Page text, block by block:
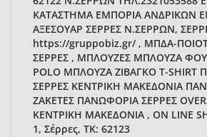
ΚΑΤΑΣΤΗΜΑ ΕΜΠΟΡΙΑ ΑΝΔΡΙΚΩΝ
ΑΞΕΣΟΥΑΡ ΣΕΡΡΕΣ Ν.ΣΕΡΡΩΝ,
https://gruppobiz.gr/ , ΜΠΔΑ-
ΣΕΡΡΕΣ , ΜΠΛΟΥΖΕΣ ΜΠΛΟΥΖΑ
POLO ΜΠΛΟΥΖΑ ΖΙΒΑΓΚΟ T-SHIRT
ΣΕΡΡΕΣ ΚΕΝΤΡΙΚΗ ΜΑΚΕΔΟΝΙΑ
ΖΑΚΕΤΕΣ ΠΑΝΩΦΟΡΙΑ ΣΕΡΡΕΣ
ΚΕΝΤΡΙΚΗ ΜΑΚΕΔΟΝΙΑ , ON LINE
1, Σέρρες, ΤΚ: 62123